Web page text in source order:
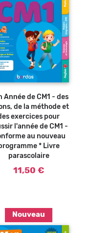
Ajouter au
Année de CM1 - des
de la méthode et
exercices pour
l'année de CM1 -
au nouveau
* Livre
parascolaire
11,50 €
Nouveau